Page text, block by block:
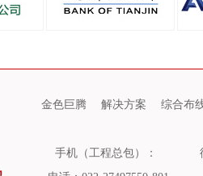
金色巨腾 解决方案 综合布
手机（工程总包）：